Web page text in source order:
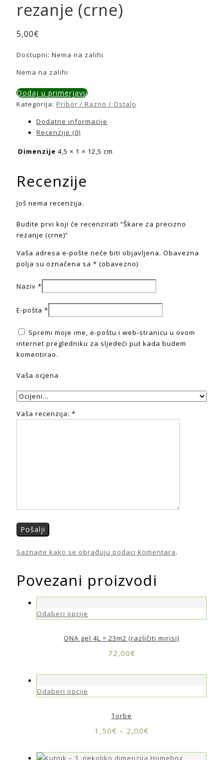
rezanje (crne)
5,00€
Dostupni: Nema na zalihi
Nema na zalihi
Dodaj u primerjavu
Kategorija: Pribor / Razno / Ostalo
Dodatne informacije
Recenzije (0)
Dimenzije 4,5 × 1 × 12,5 cm
Recenzije
Još nema recenzija.
Budite prvi koji će recenzirati “Škare za precizno
rezanje (crne)”
Vaša adresa e-pošte neće biti objavljena. Obavezna
polja su označena sa * (obavezno)
Naziv *
E-pošta *
Spremi moje ime, e-poštu i web-stranicu u ovom
internet pregledniku za sljedeći put kada budem
komentirao.
Vaša ocjena
Vaša recenzija: *
Saznajte kako se obrađuju podaci komentara.
Povezani proizvodi
Odaberi opcije
ONA gel 4L = 23m2 (različiti mirisi)
72,00€
Odaberi opcije
Torbe
1,50€ – 2,00€